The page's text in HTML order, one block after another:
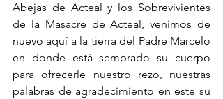
Abejas de Acteal y los Sobrevivientes
de la Masacre de Acteal, venimos de
nuevo aquí a la tierra del Padre Marcelo
en donde está sembrado su cuerpo
para ofrecerle nuestro rezo, nuestras
palabras de agradecimiento en este su